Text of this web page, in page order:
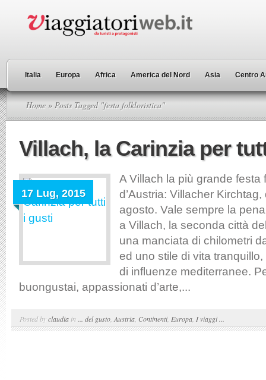
Italia Europa Africa America del Nord Asia Centro
Home » Posts Tagged "festa folkloristica"
Villach, la Carinzia per
17 Lug, 2015
A Villach la più grande festa
d’Austria: Villacher
agosto. Vale sempre la
a Villach, la seconda città
una manciata di chilometri
ed uno stile di vita
di influenze mediterranee.
buongustai, appassionati d’arte,...
Posted byclaudia in ... del gusto Austria Continenti, Europa I viaggi ...